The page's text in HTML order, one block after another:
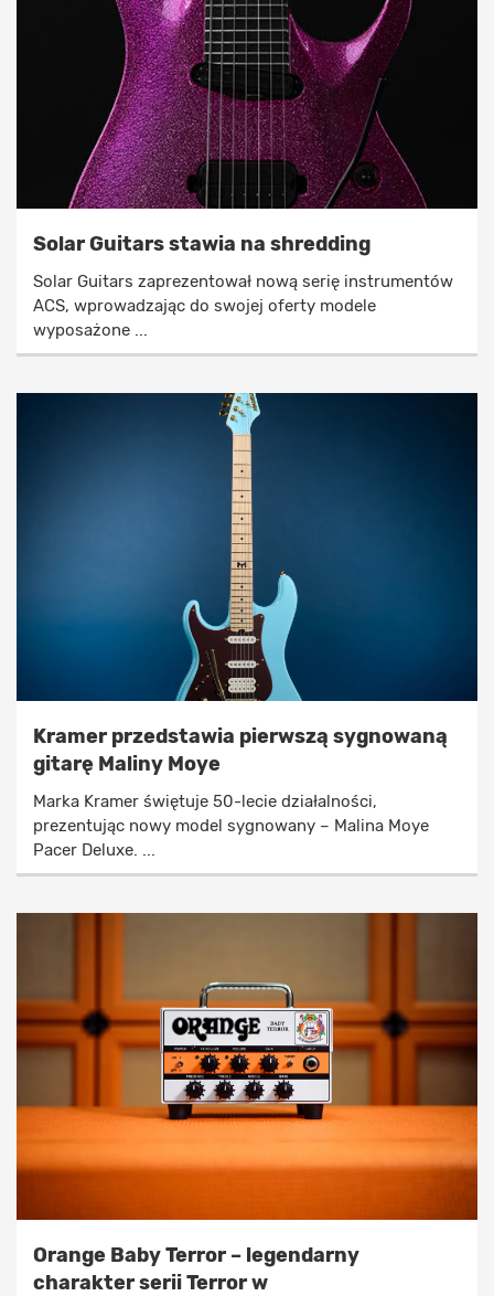
Solar Guitars stawia na shredding
Solar Guitars zaprezentował nową serię instrumentów
ACS, wprowadzając do swojej oferty modele
wyposażone ...
Kramer przedstawia pierwszą sygnowaną
gitarę Maliny Moye
Marka Kramer świętuje 50-lecie działalności,
prezentując nowy model sygnowany – Malina Moye
Pacer Deluxe. ...
Orange Baby Terror – legendarny
charakter serii Terror w